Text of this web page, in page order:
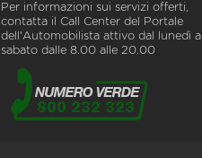
Per informazioni sui servizi offerti,
contatta il Call Center del Portale
dell'Automobilista attivo dal lunedì al
sabato dalle 8.00 alle 20.00